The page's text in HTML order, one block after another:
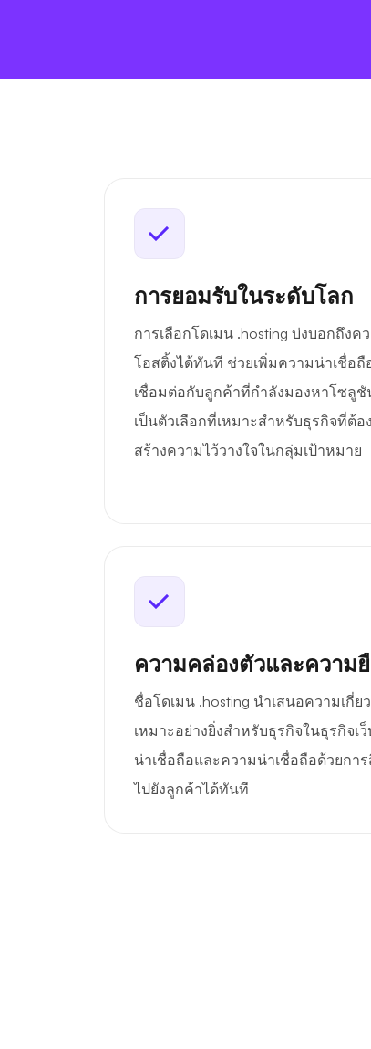
การยอมรับในระดับโลก
การเลือกโดเมน .hosting บ่งบอกถึง
โฮสติ้งได้ทันที ช่วยเพิ่มความน่าเชื่อ
เชื่อมต่อกับลูกค้าที่กำลังมองหาโซลูชั
เป็นตัวเลือกที่เหมาะสำหรับธุรกิจที่ต้
สร้างความไว้วางใจในกลุ่มเป้าหมาย
ความคล่องตัวและความ
ชื่อโดเมน .hosting นำเสนอความเกี่
เหมาะอย่างยิ่งสำหรับธุรกิจในธุรกิจเ
น่าเชื่อถือและความน่าเชื่อถือด้วยก
ไปยังลูกค้าได้ทันที